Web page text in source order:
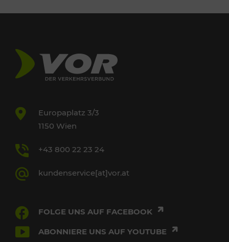
Europaplatz 3/3
1150 Wien
+43 800 22 23 24
kundenservice[at]vor.at
FOLGE UNS AUF FACEBOOK
ABONNIERE UNS AUF YOUTUBE